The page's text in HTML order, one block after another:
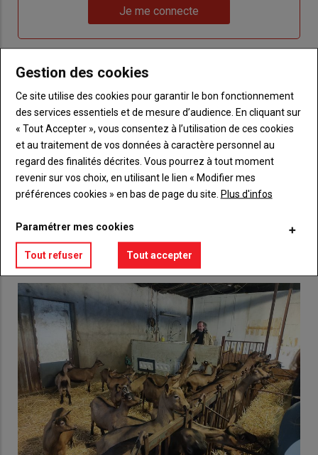
de
me
Je me connecte
titre
TITRE CRÉEZ UN COMPTE
BodyChoisissez votre formule et créez votre
compte pour accéder à tout {nom-site}.
Lien Créez un compte
VOUS AIMEREZ AUSSI
Gestion des cookies
Ce site utilise des cookies pour garantir le bon fonctionnement
des services essentiels et de mesure d’audience. En cliquant sur
« Tout Accepter », vous consentez à l’utilisation de ces cookies
et au traitement de vos données à caractère personnel au
regard des finalités décrites. Vous pourrez à tout moment
revenir sur vos choix, en utilisant le lien « Modifier mes
préférences cookies » en bas de page du site. Plus d'infos
Paramétrer mes cookies
Tout refuser Tout accepter